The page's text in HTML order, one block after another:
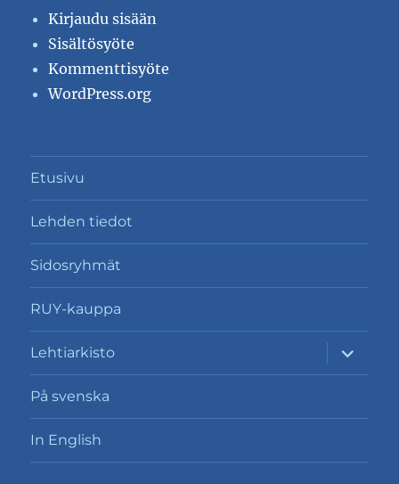
Kirjaudu sisään
Sisältösyöte
Kommenttisyöte
WordPress.org
Etusivu
Lehden tiedot
Sidosryhmät
RUY-kauppa
Lehtiarkisto
näytä
På svenska
In English